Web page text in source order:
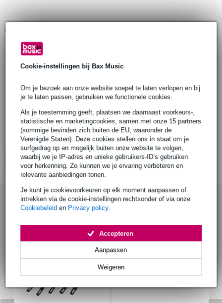
Cookie-instellingen bij Bax Music
Om je bezoek aan onze website soepel te laten verlopen en bij
je te laten passen, gebruiken we functionele cookies.
Als je toestemming geeft, plaatsen we daarnaast voorkeurs-,
statistische en marketingcookies, samen met onze 15 partners
(sommige bevinden zich buiten de EU, waaronder de
Verenigde Staten). Deze cookies stellen ons in staat om je
surfgedrag op en mogelijk buiten onze website te volgen,
waarbij we je IP-adres en unieke gebruikers-ID’s gebruiken
voor herkenning. Zo kunnen we je ervaring verbeteren en
relevante aanbiedingen tonen.
Je kunt je cookievoorkeuren op elk moment aanpassen of
intrekken via de cookie-instellingen rechtsonder of via onze
Cookiebeleid en Privacy policy.
Weigeren
Aanpassen
Accepteren
Productinformatie
lengte: 25 meter
materiaal: kunststof
Bekijk alle productspecificaties
Bekijk ook eens (4)
Accessoires (7)